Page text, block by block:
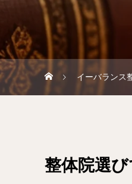
イーバランス
整体院選